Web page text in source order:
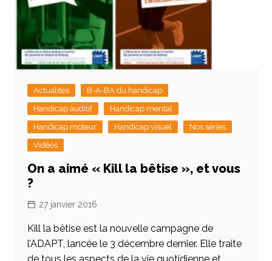
Actualités
B-A-BA du handicap
Handicap auditif
Handicap mental
Handicap moteur
Handicap visuel
Nos séries
Vidéos
On a aimé « Kill la bêtise », et vous
?
27 janvier 2016
Kill la bêtise est la nouvelle campagne de
l’ADAPT, lancée le 3 décembre dernier. Elle traite